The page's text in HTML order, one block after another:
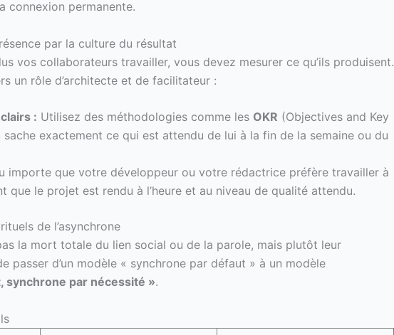
connexion permanente.
par la culture du résultat
vos collaborateurs travailler, vous devez mesurer ce qu’ils produisent.
un rôle d’architecte et de facilitateur :
: Utilisez des méthodologies comme les OKR (Objectives and Key
sache exactement ce qui est attendu de lui à la fin de la semaine ou du
importe que votre développeur ou votre rédactrice préfère travailler à
que le projet est rendu à l’heure et au niveau de qualité attendu.
de l’asynchrone
la mort totale du lien social ou de la parole, mais plutôt leur
passer d’un modèle « synchrone par défaut » à un modèle
synchrone par nécessité ».